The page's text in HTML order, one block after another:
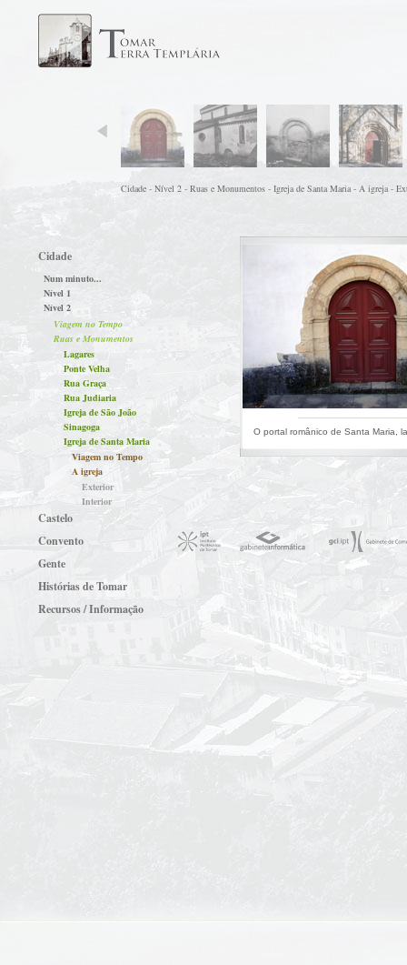
Cidade
Num minuto...
Nível 1
Nível 2
Viagem no Tempo
Ruas e Monumentos
Lagares
Ponte Velha
Rua Graça
Rua Judiaria
Igreja de São João
Sinagoga
Igreja de Santa Maria
Viagem no Tempo
A igreja
Exterior
Interior
Castelo
Convento
Gente
Histórias de Tomar
Recursos / Informação
Cidade - Nível 2 - Ruas e Monumentos - Igreja de Santa Maria - A igreja -
O portal românico de Santa Maria,